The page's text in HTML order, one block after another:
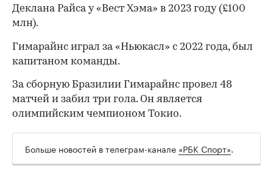
Деклана Райса у «Вест Хэма» в 2023 году (£100
млн).
00:00 / 00:00
Гимарайнс играл за «Ньюкасл» с 2022 года, был
капитаном команды.
За сборную Бразилии Гимарайнс провел 48
матчей и забил три гола. Он является
олимпийским чемпионом Токио.
Больше новостей в телеграм-канале «РБК Спорт».